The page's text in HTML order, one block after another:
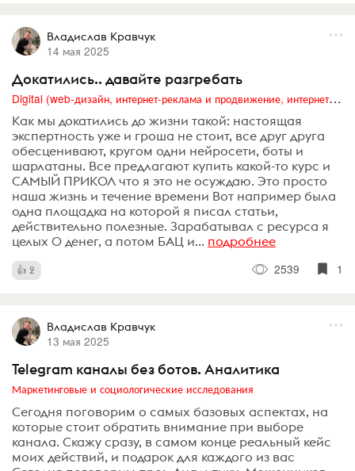
Владислав Кравчук
14 мая 2025
Докатились.. давайте разгребать
Digital (web-дизайн, интернет-реклама и продвижение, интернет-сообщества и блоги, интернет-коммуникации, мобильный маркетинг, реклама на цифровых экранах)
Как мы докатились до жизни такой: настоящая
экспертность уже и гроша не стоит, все друг друга
обесценивают, кругом одни нейросети, боты и
шарлатаны. Все предлагают купить какой-то курс и
САМЫЙ ПРИКОЛ что я это не осуждаю. Это просто
наша жизнь и течение времени Вот например была
одна площадка на которой я писал статьи,
действительно полезные. Зарабатывал с ресурса я
целых 0 денег, а потом БАЦ и... подробнее
2 2539 1
Владислав Кравчук
13 мая 2025
Telegram каналы без ботов. Аналитика
Маркетинговые и социологические исследования
Сегодня поговорим о самых базовых аспектах, на
которые стоит обратить внимание при выборе
канала. Скажу сразу, в самом конце реальный кейс
моих действий, и подарок для каждого из вас